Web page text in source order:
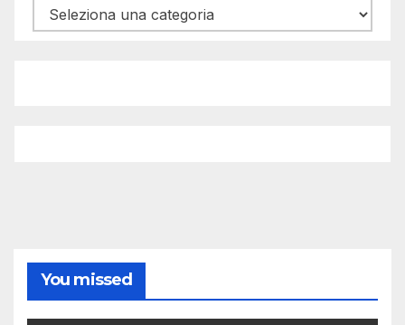
Categorie
You missed